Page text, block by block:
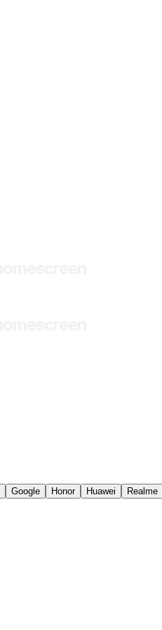
Google Honor Huawei Realme